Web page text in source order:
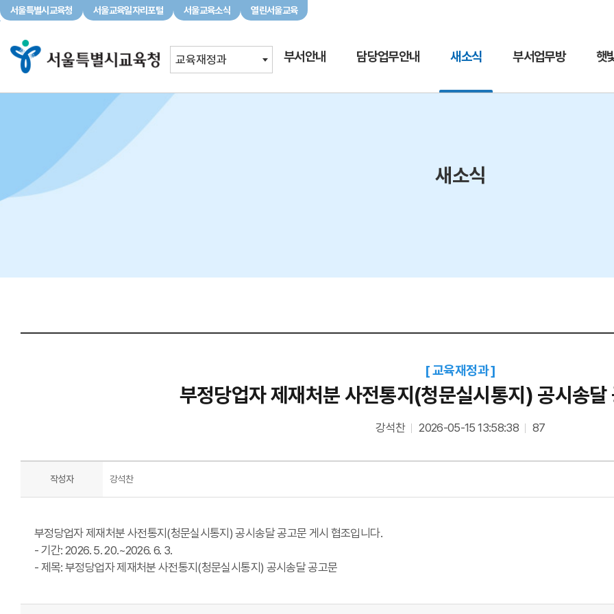
서울특별시교육청 서울교육일자리포털 서울교육소식 열린서울교육
교육재정과
서울교육
부서안내 담당업무안내 새소식 부서업무방 햇
새소식
교육재정과
부정당업자 제재처분 사전통지(청문실시통지) 공시송달
강석찬 2026-05-15 13:58:38 87
작성자 강석찬
부정당업자 제재처분 사전통지(청문실시통지) 공시송달 공고문 게시 협조입니다.
- 기간: 2026. 5. 20.~2026. 6. 3.
- 제목: 부정당업자 제재처분 사전통지(청문실시통지) 공시송달 공고문